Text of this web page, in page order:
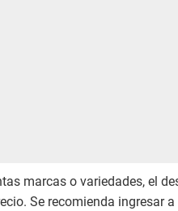
marcas o variedades, el
Se recomienda ingresar